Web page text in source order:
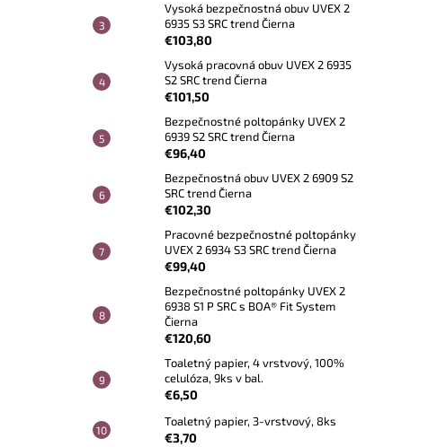
Vysoká bezpečnostná obuv UVEX 2
6935 S3 SRC trend Čierna
€103,80
Vysoká pracovná obuv UVEX 2 6935
S2 SRC trend Čierna
€101,50
Bezpečnostné poltopánky UVEX 2
6939 S2 SRC trend Čierna
€96,40
Bezpečnostná obuv UVEX 2 6909 S2
SRC trend Čierna
€102,30
Pracovné bezpečnostné poltopánky
UVEX 2 6934 S3 SRC trend Čierna
€99,40
Bezpečnostné poltopánky UVEX 2
6938 S1 P SRC s BOA® Fit System
Čierna
€120,60
Toaletný papier, 4 vrstvový, 100%
celulóza, 9ks v bal.
€6,50
Toaletný papier, 3-vrstvový, 8ks
€3,70